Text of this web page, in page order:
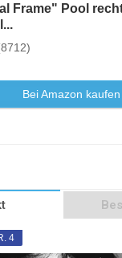
Frame" Pool
Bei Amazon kaufen
4